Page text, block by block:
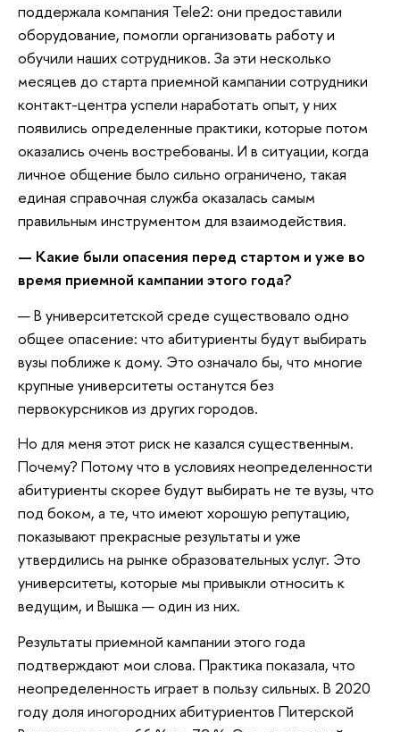
поддержала компания Tele2: они предоставили
оборудование, помогли организовать работу и
обучили наших сотрудников. За эти несколько
месяцев до старта приемной кампании сотрудники
контакт-центра успели наработать опыт, у них
появились определенные практики, которые потом
оказались очень востребованы. И в ситуации, когда
личное общение было сильно ограничено, такая
единая справочная служба оказалась самым
правильным инструментом для взаимодействия.
— Какие были опасения перед стартом и уже во
время приемной кампании этого года?
— В университетской среде существовало одно
общее опасение: что абитуриенты будут выбирать
вузы поближе к дому. Это означало бы, что многие
крупные университеты останутся без
первокурсников из других городов.
Но для меня этот риск не казался существенным.
Почему? Потому что в условиях неопределенности
абитуриенты скорее будут выбирать не те вузы, что
под боком, а те, что имеют хорошую репутацию,
показывают прекрасные результаты и уже
утвердились на рынке образовательных услуг. Это
университеты, которые мы привыкли относить к
ведущим, и Вышка — один из них.
Результаты приемной кампании этого года
подтверждают мои слова. Практика показала, что
неопределенность играет в пользу сильных. В 2020
году доля иногородних абитуриентов Питерской